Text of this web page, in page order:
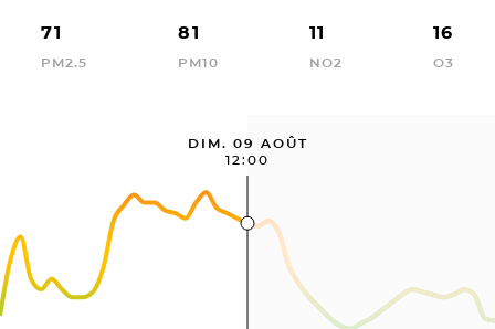
71
PM2.5
81
PM10
11
NO2
16
O3
DIM. 09 AOÛT
12:00